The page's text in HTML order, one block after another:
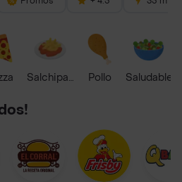
Salchipapas Pollo Saludable